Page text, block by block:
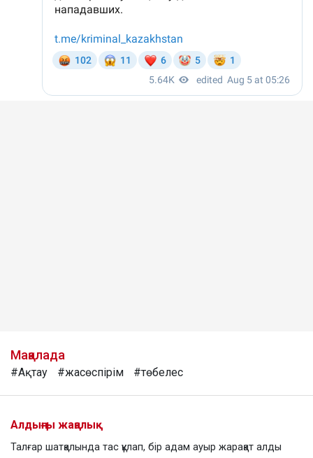
Мақалада
#Ақтау #жасөспірім #төбелес
Алдыңғы жаңалық
Талғар шатқалында тас құлап, бір адам ауыр жарақат алды